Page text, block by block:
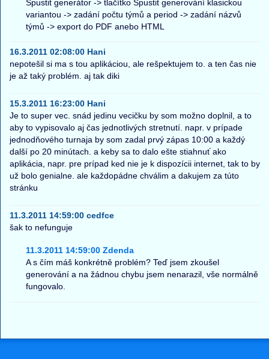
Spustit generátor -> tlačítko Spustit generování klasickou
variantou -> zadání počtu týmů a period -> zadání názvů
týmů -> export do PDF anebo HTML
16.3.2011 02:08:00 Hani
nepotešil si ma s tou aplikáciou, ale rešpektujem to. a ten čas nie
je až taký problém. aj tak diki
15.3.2011 16:23:00 Hani
Je to super vec. snád jedinu vecičku by som možno doplnil, a to
aby to vypisovalo aj čas jednotlivých stretnutí. napr. v prípade
jednodňového turnaja by som zadal prvý zápas 10:00 a každý
další po 20 minútach. a keby sa to dalo ešte stiahnuť ako
aplikácia, napr. pre prípad ked nie je k dispozícii internet, tak to by
už bolo genialne. ale každopádne chválim a dakujem za túto
stránku
11.3.2011 14:59:00 cedfce
šak to nefunguje
11.3.2011 14:59:00 Zdenda
A s čím máš konkrétně problém? Teď jsem zkoušel
generování a na žádnou chybu jsem nenarazil, vše normálně
fungovalo.